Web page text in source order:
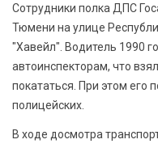
Сотрудники полка ДПС
Тюмени на улице
"Хавейл". Водитель 1990
автоинспекторам, что
покататься. При этом его
полицейских.
В ходе досмотра